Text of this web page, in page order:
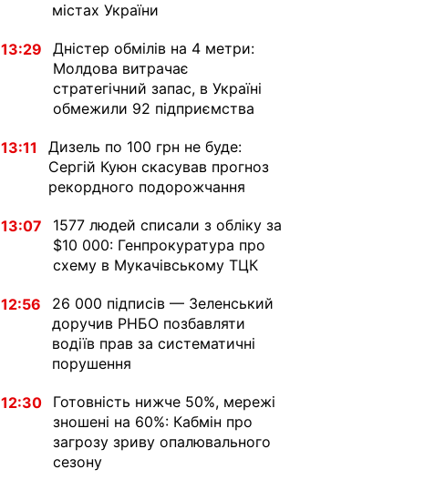
містах України
13:29
Дністер обмілів на 4 метри:
Молдова витрачає
стратегічний запас, в Україні
обмежили 92 підприємства
13:11
Дизель по 100 грн не буде:
Сергій Куюн скасував прогноз
рекордного подорожчання
13:07
1577 людей списали з обліку за
$10 000: Генпрокуратура про
схему в Мукачівському ТЦК
12:56
26 000 підписів — Зеленський
доручив РНБО позбавляти
водіїв прав за систематичні
порушення
12:30
Готовність нижче 50%, мережі
зношені на 60%: Кабмін про
загрозу зриву опалювального
сезону